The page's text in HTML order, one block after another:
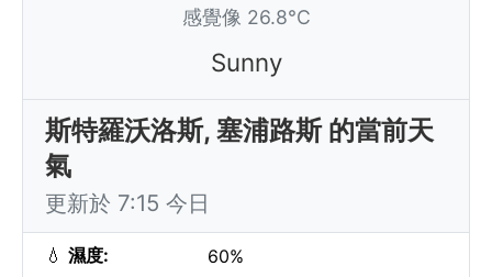
感覺像 26.8°C
Sunny
斯特羅沃洛斯, 塞浦路斯 的當前天
氣
更新於 7:15 今日
💧 濕度: 60%